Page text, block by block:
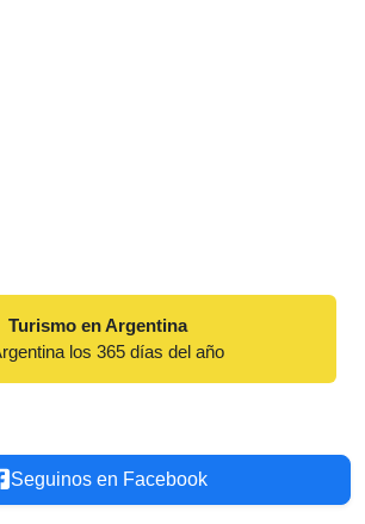
Turismo en Argentina
los 365 días del año
Seguinos en Facebook